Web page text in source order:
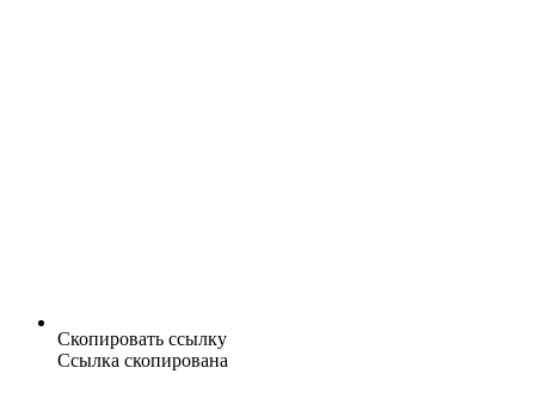
Скопировать ссылку
Ссылка скопирована